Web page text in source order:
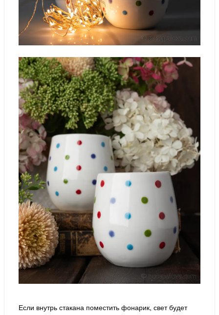
Если внутрь стакана поместить фонарик, свет будет